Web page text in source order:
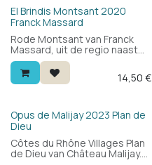
wijn om te ontdekken.
El Brindis Montsant 2020
Franck Massard
Rode Montsant van Franck
Massard, uit de regio naast
het beroemde Priorat in
Catalonië. Blend van carignan
en grenache van oude
tannines en mooie frisheid.
14,50 €
HVE
Opus de Malijay 2023 Plan de
Dieu
Côtes du Rhône Villages Plan
de Dieu van Château Malijay.